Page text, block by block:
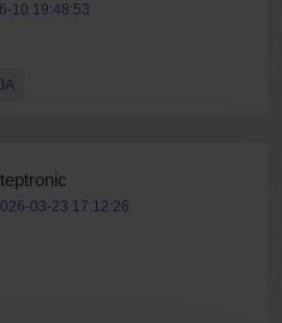
10 19:48:53
03-23 17:12:26